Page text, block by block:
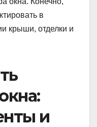
в
крыши, отделки и
и